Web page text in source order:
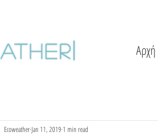
Αρχή
Ecoweather Jan 11, 2019 1 min read